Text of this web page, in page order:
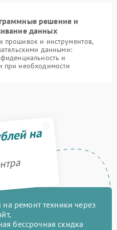
решение и
данных
прошивок и инструментов,
данными:
и
при необходимости
на
ремонт техники через
бессрочная скидка